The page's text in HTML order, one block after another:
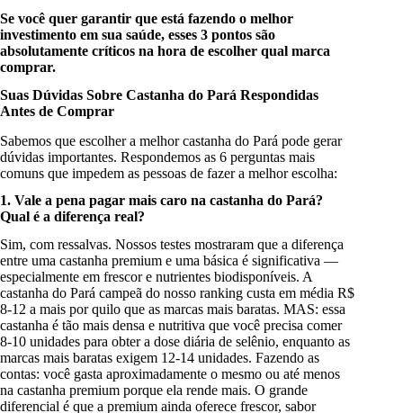
Se você quer garantir que está fazendo o melhor
investimento em sua saúde, esses 3 pontos são
absolutamente críticos na hora de escolher qual marca
comprar.
Suas Dúvidas Sobre Castanha do Pará Respondidas
Antes de Comprar
Sabemos que escolher a melhor castanha do Pará pode gerar
dúvidas importantes. Respondemos as 6 perguntas mais
comuns que impedem as pessoas de fazer a melhor escolha:
1. Vale a pena pagar mais caro na castanha do Pará?
Qual é a diferença real?
Sim, com ressalvas. Nossos testes mostraram que a diferença
entre uma castanha premium e uma básica é significativa —
especialmente em frescor e nutrientes biodisponíveis. A
castanha do Pará campeã do nosso ranking custa em média R$
8-12 a mais por quilo que as marcas mais baratas. MAS: essa
castanha é tão mais densa e nutritiva que você precisa comer
8-10 unidades para obter a dose diária de selênio, enquanto as
marcas mais baratas exigem 12-14 unidades. Fazendo as
contas: você gasta aproximadamente o mesmo ou até menos
na castanha premium porque ela rende mais. O grande
diferencial é que a premium ainda oferece frescor, sabor